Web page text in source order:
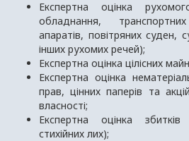
Експертна оцінка
обладнання,
апаратів, повітряних суден,
інших рухомих речей);
Експертна оцінка цілісних
Експертна оцінка
прав, цінних паперів та
власності;
Експертна оцінка
стихійних лих);